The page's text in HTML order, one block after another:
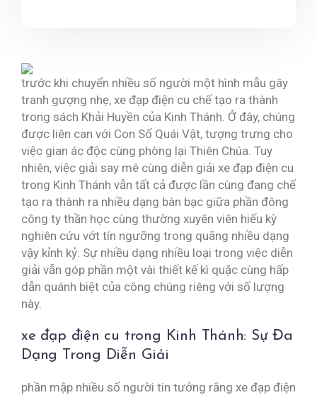
trước khi chuyển nhiều số người một hình mẫu gây
tranh gượng nhẹ, xe đạp điện cu chế tạo ra thành
trong sách Khải Huyền của Kinh Thánh. Ở đây, chúng
được liên can với Con Số Quái Vật, tượng trưng cho
việc gian ác độc cùng phòng lại Thiên Chúa. Tuy
nhiên, việc giải say mê cùng diễn giải xe đạp điện cu
trong Kinh Thánh vẫn tất cả được lần cùng đang chế
tạo ra thành ra nhiều dạng bàn bạc giữa phần đông
công ty thần học cùng thường xuyên viên hiếu kỳ
nghiên cứu vớt tín ngưỡng trong quãng nhiều dạng
vậy kỉnh kỷ. Sự nhiều dạng nhiều loại trong việc diễn
giải vẫn góp phần một vài thiết kế kì quặc cùng hấp
dẫn quánh biệt của công chúng riêng với số lượng
này.
xe đạp điện cu trong Kinh Thánh: Sự Đa
Dạng Trong Diễn Giải
phần mập nhiều số người tin tưởng rằng xe đạp điện